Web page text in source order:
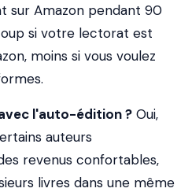
sur Amazon pendant 90
si votre lectorat est
moins si vous voulez
l'auto-édition ? Oui,
auteurs
revenus confortables,
livres dans une même